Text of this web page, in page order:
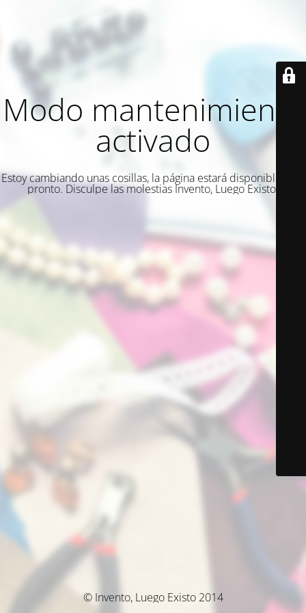
Modo mantenimiento
activado
Estoy cambiando unas cosillas, la página estará disponible muy
pronto. Disculpe las molestias Invento, Luego Existo.
© Invento, Luego Existo 2014